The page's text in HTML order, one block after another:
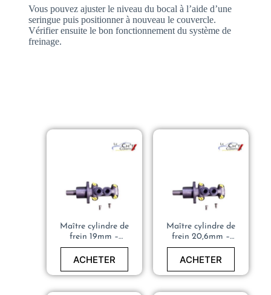
Vous pouvez ajuster le niveau du bocal à l’aide d’une
seringue puis positionner à nouveau le couvercle.
Vérifier ensuite le bon fonctionnement du système de
freinage.
Maître cylindre de
frein 19mm –
PEUGEOT 205 GTI,
RALLYE, DTURBO –
ACHETER
Maître cylindre de
frein 20,6mm –
PEUGEOT 205 GTI,
RALLYE, DTURBO –
ACHETER